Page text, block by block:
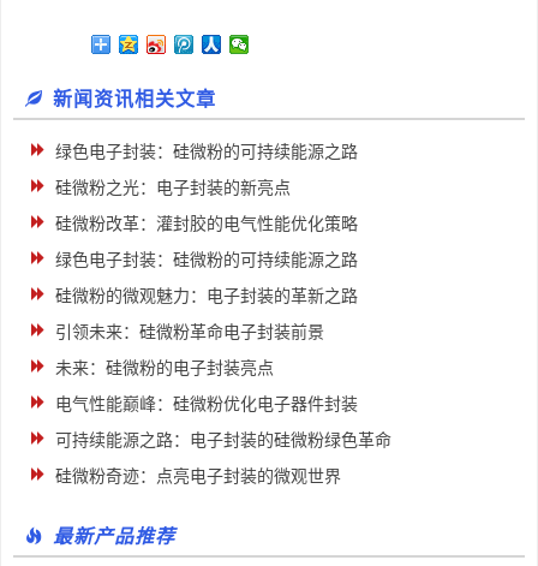
新闻资讯相关文章
绿色电子封装：硅微粉的可持续能源之路
硅微粉之光：电子封装的新亮点
硅微粉改革：灌封胶的电气性能优化策略
绿色电子封装：硅微粉的可持续能源之路
硅微粉的微观魅力：电子封装的革新之路
引领未来：硅微粉革命电子封装前景
未来：硅微粉的电子封装亮点
电气性能巅峰：硅微粉优化电子器件封装
可持续能源之路：电子封装的硅微粉绿色革命
硅微粉奇迹：点亮电子封装的微观世界
最新产品推荐